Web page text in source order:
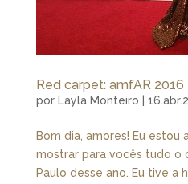
Red carpet: amfAR 2016
por Layla Monteiro
Bom dia, amores! Eu estou
mostrar para vocês tudo o
Paulo desse ano. Eu tive a